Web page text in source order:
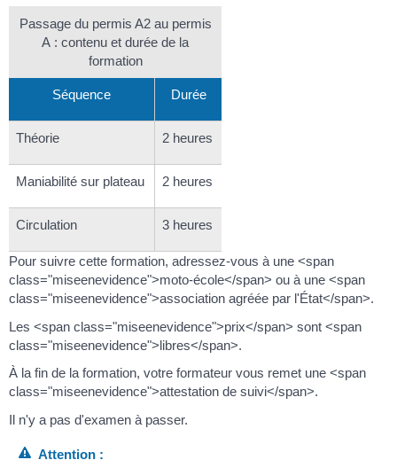
Passage du permis A2 au permis
A : contenu et durée de la
formation
Séquence Durée
Théorie 2 heures
Maniabilité sur plateau 2 heures
Circulation 3 heures
Pour suivre cette formation, adressez-vous à une <span
class="miseenevidence">moto-école</span> ou à une <span
class="miseenevidence">association agréée par l'État</span>.
Les <span class="miseenevidence">prix</span> sont <span
class="miseenevidence">libres</span>.
À la fin de la formation, votre formateur vous remet une <span
class="miseenevidence">attestation de suivi</span>.
Il n'y a pas d'examen à passer.
Attention :